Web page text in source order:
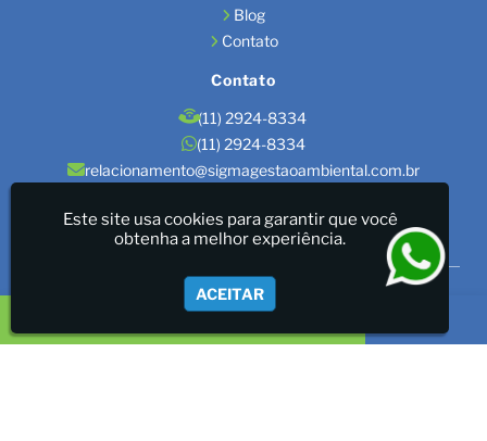
Blog
Contato
Contato
(11) 2924-8334
(11) 2924-8334
relacionamento@sigmagestaoambiental.com.br
Localização
São Paulo / SP
Sigma Gestão Ambiental - LICENÇAS AMBIENTAIS/GESTÃO
DE RESÍDUOS/LAUDOS
Este site usa cookies para garantir que você
obtenha a melhor experiência.
ACEITAR